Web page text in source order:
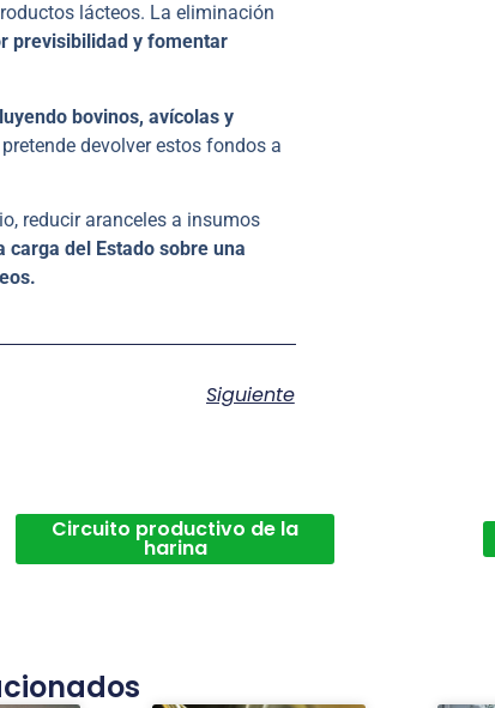
lácteos. La eliminación
previsibilidad y fomentar
bovinos, avícolas y
devolver estos fondos a
reducir aranceles a insumos
carga del Estado sobre una
Siguiente
Circuito productivo de la
harina